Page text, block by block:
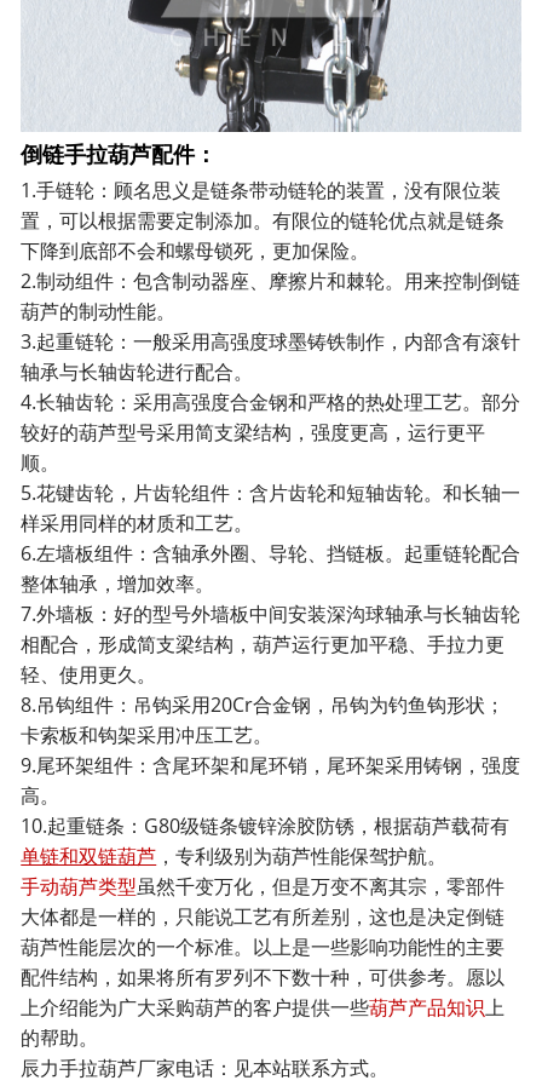
倒链手拉葫芦配件：
1.手链轮：顾名思义是链条带动链轮的装置，没有限位装
置，可以根据需要定制添加。有限位的链轮优点就是链条
下降到底部不会和螺母锁死，更加保险。
2.制动组件：包含制动器座、摩擦片和棘轮。用来控制倒链
葫芦的制动性能。
3.起重链轮：一般采用高强度球墨铸铁制作，内部含有滚针
轴承与长轴齿轮进行配合。
4.长轴齿轮：采用高强度合金钢和严格的热处理工艺。部分
较好的葫芦型号采用简支梁结构，强度更高，运行更平
顺。
5.花键齿轮，片齿轮组件：含片齿轮和短轴齿轮。和长轴一
样采用同样的材质和工艺。
6.左墙板组件：含轴承外圈、导轮、挡链板。起重链轮配合
整体轴承，增加效率。
7.外墙板：好的型号外墙板中间安装深沟球轴承与长轴齿轮
相配合，形成简支梁结构，葫芦运行更加平稳、手拉力更
轻、使用更久。
8.吊钩组件：吊钩采用20Cr合金钢，吊钩为钓鱼钩形状；
卡索板和钩架采用冲压工艺。
9.尾环架组件：含尾环架和尾环销，尾环架采用铸钢，强度
高。
10.起重链条：G80级链条镀锌涂胶防锈，根据葫芦载荷有
单链和双链葫芦 ，专利级别为葫芦性能保驾护航。
手动葫芦类型虽然千变万化，但是万变不离其宗，零部件
大体都是一样的，只能说工艺有所差别，这也是决定倒链
葫芦性能层次的一个标准。以上是一些影响功能性的主要
配件结构，如果将所有罗列不下数十种，可供参考。愿以
上介绍能为广大采购葫芦的客户提供一些葫芦产品知识上
的帮助。
辰力手拉葫芦厂家电话 ：见本站联系方式。